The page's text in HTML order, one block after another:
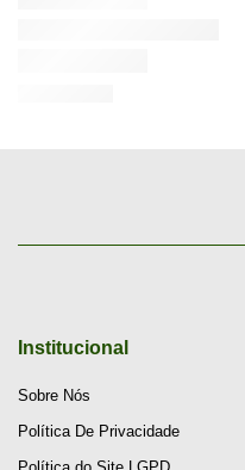
Institucional
Sobre Nós
Política De Privacidade